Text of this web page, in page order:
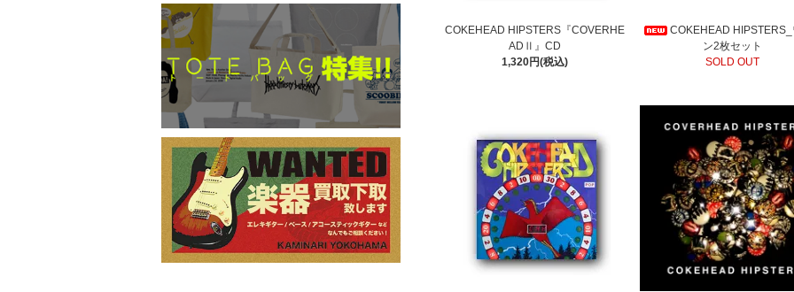
COKEHEAD HIPSTERS『COVERHE
ADⅡ』CD
1,320円(税込)
COKEHEAD
ン2枚セット
SOLD OUT